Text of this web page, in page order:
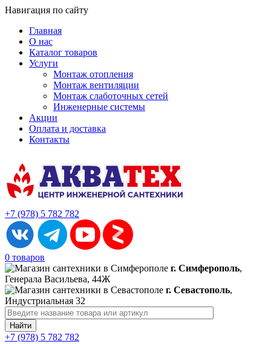
Навигация по сайту
Главная
О нас
Каталог товаров
Услуги
Монтаж отопления
Монтаж вентиляции
Монтаж слаботочных сетей
Инженерные системы
Акции
Оплата и доставка
Контакты
+7 (978) 5 782 782
0 товаров
г. Симферополь,
Генерала Васильева, 44Ж
г. Севастополь,
Индустриальная 32
+7 (978) 5 782 782